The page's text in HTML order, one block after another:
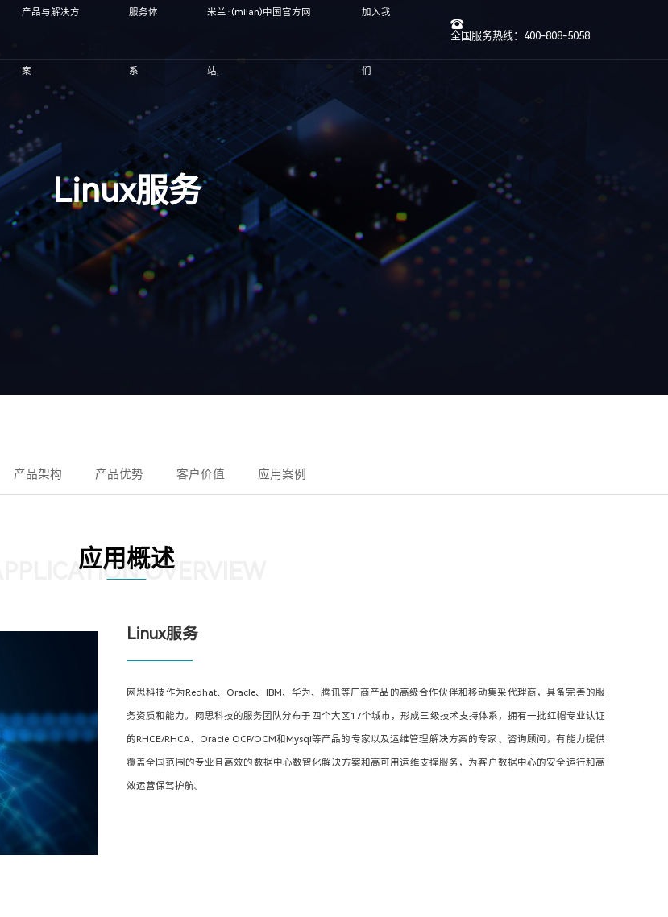
产品与解决方
案
服务体
系
米兰·(milan)中国官方网
站,
加入我
们
全国服务热线：400-808-5058
Linux服务
产品架构 产品优势 客户价值 应用案例
应用概述
APPLICATION OVERVIEW
Linux服务
网思科技作为Redhat、Oracle、IBM、华为、腾讯等厂商产品的高级合作伙伴和移动集采代理商，具备完善的服
务资质和能力。网思科技的服务团队分布于四个大区17个城市，形成三级技术支持体系，拥有一批红帽专业认证
的RHCE/RHCA、Oracle OCP/OCM和Mysql等产品的专家以及运维管理解决方案的专家、咨询顾问，有能力提供
覆盖全国范围的专业且高效的数据中心数智化解决方案和高可用运维支撑服务，为客户数据中心的安全运行和高
效运营保驾护航。